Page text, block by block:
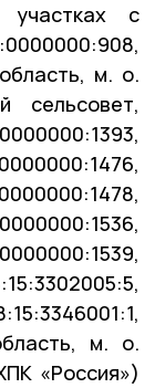
с
м. о.
сельсовет,
м. о.
«Россия»)